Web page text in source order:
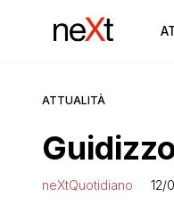
ATTUALITÀ
neXtQuotidiano 12/